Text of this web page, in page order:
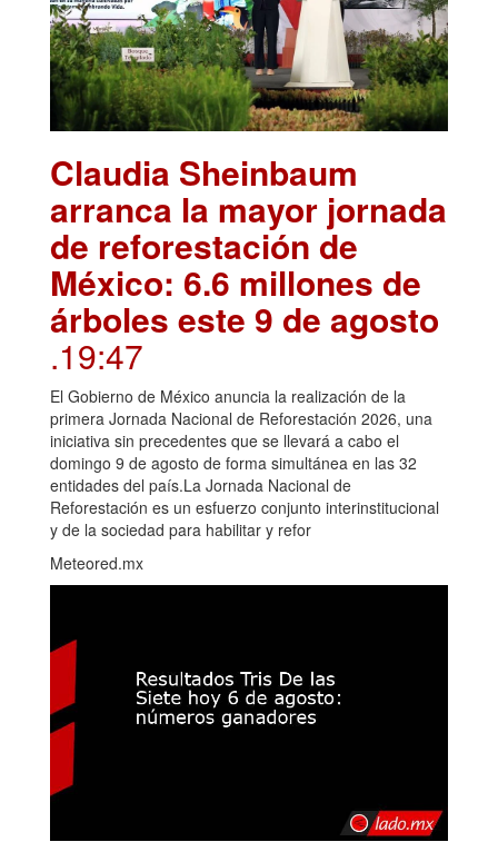
Claudia Sheinbaum
arranca la mayor jornada
de reforestación de
México: 6.6 millones de
árboles este 9 de agosto
.19:47
El Gobierno de México anuncia la realización de la
primera Jornada Nacional de Reforestación 2026, una
iniciativa sin precedentes que se llevará a cabo el
domingo 9 de agosto de forma simultánea en las 32
entidades del país.La Jornada Nacional de
Reforestación es un esfuerzo conjunto interinstitucional
y de la sociedad para habilitar y refor
Meteored.mx